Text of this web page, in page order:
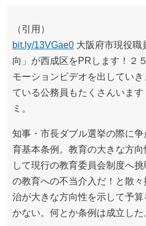
（引用）
bit.ly/13VGae0 大阪府市現役職
向」が西成区をPRします！２
モーションビデオを出してい
ている公務員もたくさんいま
ミ。
知事・市長ダブル選挙の際に
育基本条例。教育の大きな方
して現行の教育委員会制度へ
の教育への不当介入だ！と散
治が大きな方向性を示して予
かない。何とか条例は成立した